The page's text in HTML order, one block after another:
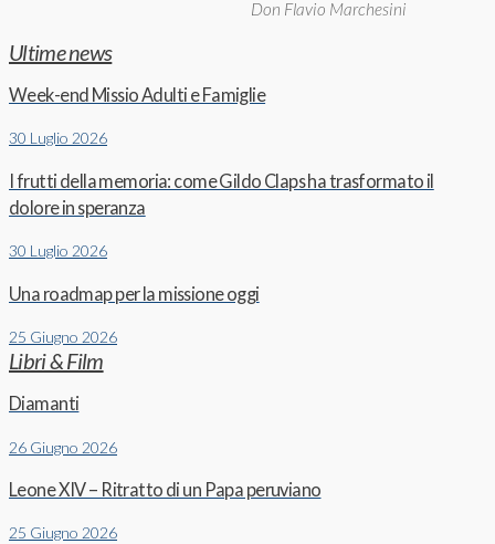
Don Flavio Marchesini
Ultime news
Week-end Missio Adulti e Famiglie
30 Luglio 2026
I frutti della memoria: come Gildo Claps ha trasformato il
dolore in speranza
30 Luglio 2026
Una roadmap per la missione oggi
25 Giugno 2026
Libri & Film
Diamanti
26 Giugno 2026
Leone XIV – Ritratto di un Papa peruviano
25 Giugno 2026